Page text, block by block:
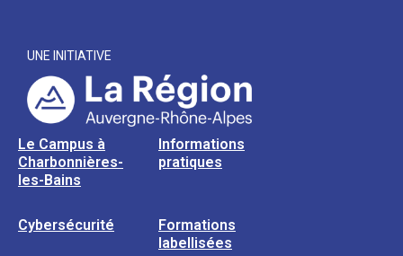
UNE INITIATIVE
Le Campus à
Charbonnières-
les-Bains
Informations
pratiques
Cybersécurité
Formations
labellisées